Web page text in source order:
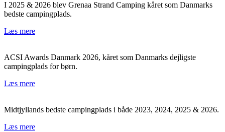
I 2025 & 2026 blev Grenaa Strand Camping kåret som Danmarks
bedste campingplads.
Læs mere
ACSI Awards Danmark 2026, kåret som Danmarks dejligste
campingplads for børn.
Læs mere
Midtjyllands bedste campingplads i både 2023, 2024, 2025 & 2026.
Læs mere